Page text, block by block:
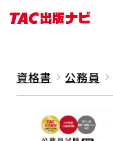
資格書 公務員